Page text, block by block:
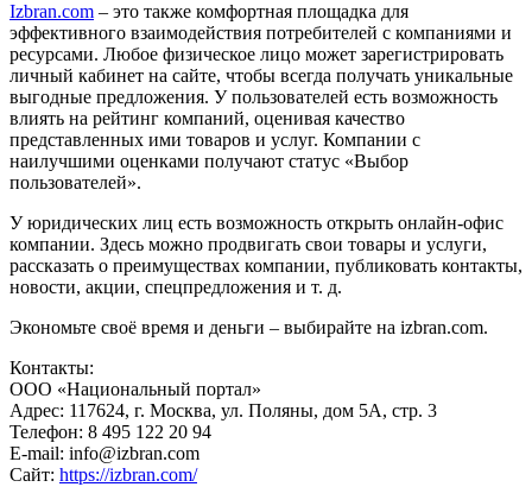
Izbran.com – это также комфортная площадка для
эффективного взаимодействия потребителей с компаниями и
ресурсами. Любое физическое лицо может зарегистрировать
личный кабинет на сайте, чтобы всегда получать уникальные
выгодные предложения. У пользователей есть возможность
влиять на рейтинг компаний, оценивая качество
представленных ими товаров и услуг. Компании с
наилучшими оценками получают статус «Выбор
пользователей».
У юридических лиц есть возможность открыть онлайн-офис
компании. Здесь можно продвигать свои товары и услуги,
рассказать о преимуществах компании, публиковать контакты,
новости, акции, спецпредложения и т. д.
Экономьте своё время и деньги – выбирайте на izbran.com.
Контакты:
ООО «Национальный портал»
Адрес: 117624, г. Москва, ул. Поляны, дом 5А, стр. 3
Телефон: 8 495 122 20 94
E-mail: info@izbran.com
Сайт: https://izbran.com/